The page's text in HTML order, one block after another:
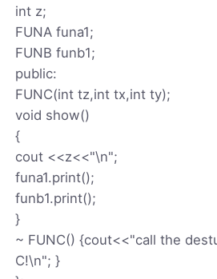
int z;
FUNA funa1;
FUNB funb1;
public:
FUNC(int tz,int tx,int ty);
void show()
{
cout <<z<<"\n";
funa1.print();
funb1.print();
}
~ FUNC() {cout<<"call the
C!\n"; }